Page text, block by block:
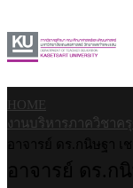
HOME
งานบริหารภาควิชาค